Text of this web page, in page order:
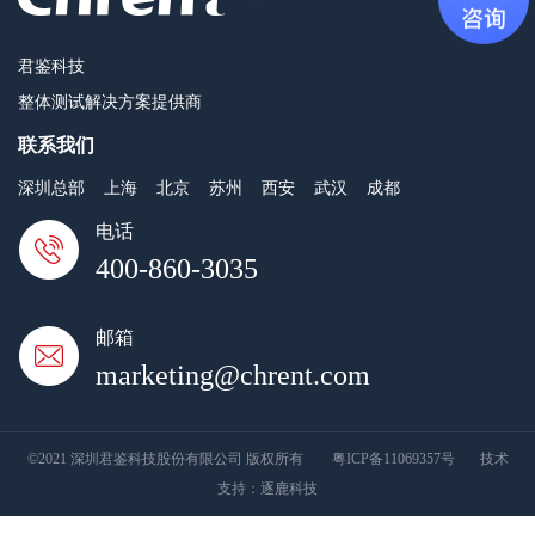
君鉴科技
整体测试解决方案提供商
联系我们
深圳总部 上海 北京 苏州 西安 武汉 成都
电话
400-860-3035
邮箱
marketing@chrent.com
©2021 深圳君鉴科技股份有限公司 版权所有 粤ICP备11069357号技术
支持： 逐鹿科技